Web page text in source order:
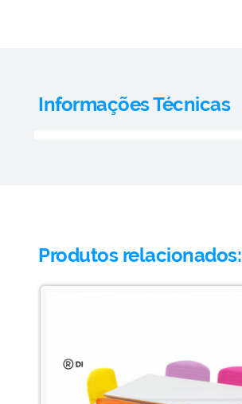
Informações Técnicas
Produtos relacionados: